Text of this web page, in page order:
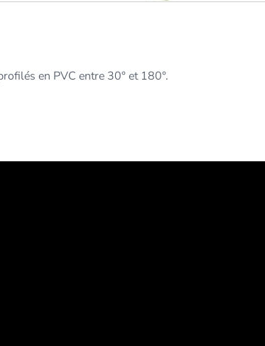
en PVC entre 30° et 180°.